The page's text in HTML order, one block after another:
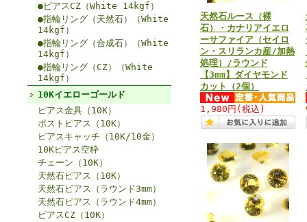
●ピアスCZ（White 14kgf）
●指輪リング（天然石）（White
14kgf）
●指輪リング（合成石）（White
14kgf）
●指輪リング（CZ）（White
14kgf）
10Kイエローゴールド
ピアス金具（10K）
ポストピアス（10K）
ピアスキャッチ（10K/10金）
10Kピアス空枠
チェーン（10K）
天然石ピアス（10K）
天然石ピアス（ラウンド3mm）
天然石ピアス（ラウンド4mm）
ピアスCZ（10K）
天然石ルース（裸
石）・カナリアイエロ
ーサファイア（セイロ
ン・スリランカ産/加熱
処理）/ラウンド
【3mm】ダイヤモンド
カット（2個）
1,980円 (税込)